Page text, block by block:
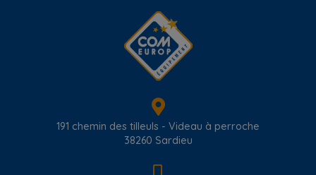
191 chemin des tilleuls - Videau à perroche
38260 Sardieu